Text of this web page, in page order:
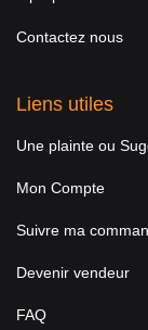
Contactez nous
Liens utiles
Une plainte ou
Mon Compte
Suivre ma
Devenir vendeur
FAQ